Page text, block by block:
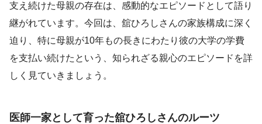
支え続けた母親の存在は、感動的なエピソードとして語り
継がれています。今回は、舘ひろしさんの家族構成に深く
迫り、特に母親が10年もの長きにわたり彼の大学の学費
を支払い続けたという、知られざる親心のエピソードを詳
しく見ていきましょう。
医師一家として育った舘ひろしさんのルーツ